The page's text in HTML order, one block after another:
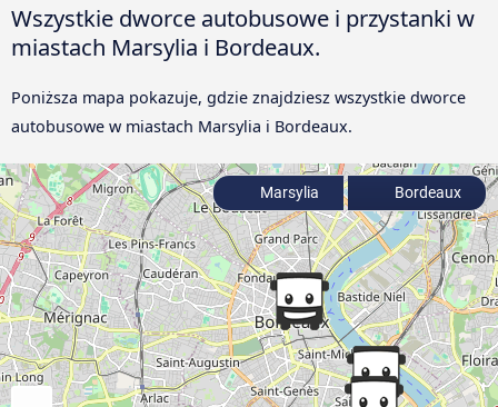
Wszystkie dworce autobusowe i przystanki w
miastach Marsylia i Bordeaux.
Poniższa mapa pokazuje, gdzie znajdziesz wszystkie dworce
autobusowe w miastach Marsylia i Bordeaux.
Marsylia Bordeaux